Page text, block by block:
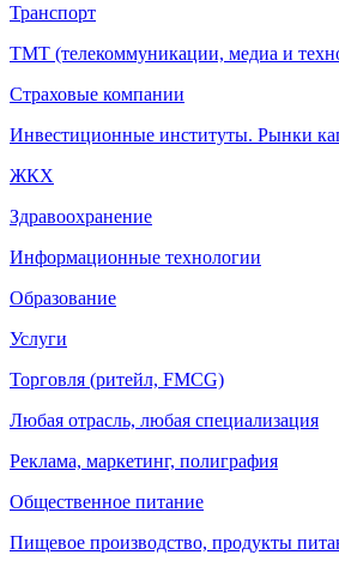
Транспорт
ТМТ (телекоммуникации, медиа и
Страховые компании
Инвестиционные институты. Рынки
ЖКХ
Здравоохранение
Информационные технологии
Образование
Услуги
Торговля (ритейл, FMCG)
Любая отрасль, любая специализация
Реклама, маркетинг, полиграфия
Общественное питание
Пищевое производство, продукты